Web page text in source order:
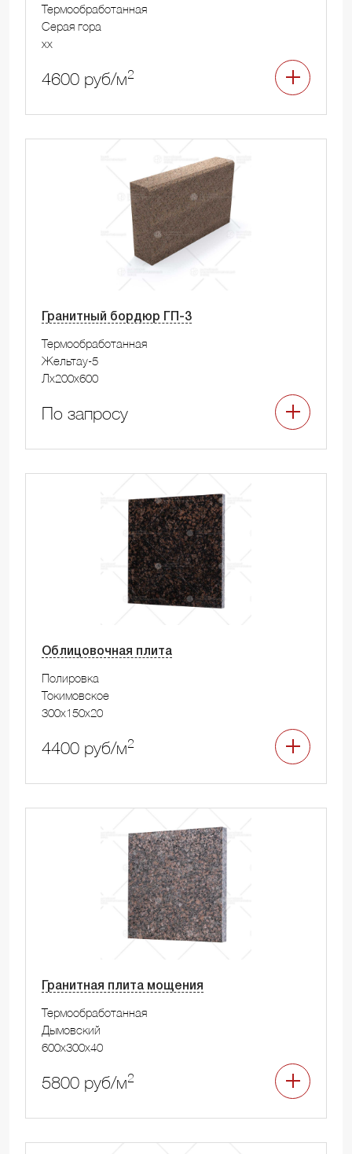
Термообработанная
Серая гора
xx
4600 руб/м2
Гранитный бордюр ГП-3
Термообработанная
Жельтау-5
Лx200x600
По запросу
Облицовочная плита
Полировка
Токимовское
300x150x20
4400 руб/м2
Гранитная плита мощения
Термообработанная
Дымовский
600x300x40
5800 руб/м2